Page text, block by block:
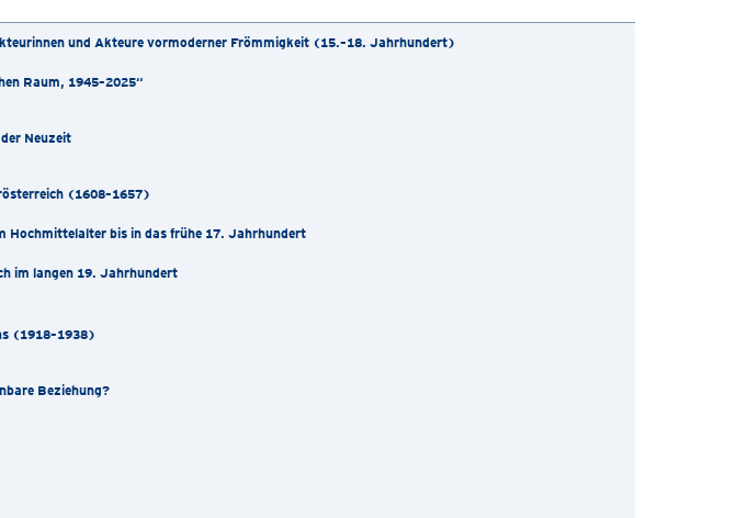
und Akteure vormoderner Frömmigkeit (15.–18. Jahrhundert)
Raum, 1945–2025“
Neuzeit
(1608–1657)
Hochmittelalter bis in das frühe 17. Jahrhundert
im langen 19. Jahrhundert
(1918–1938)
Beziehung?